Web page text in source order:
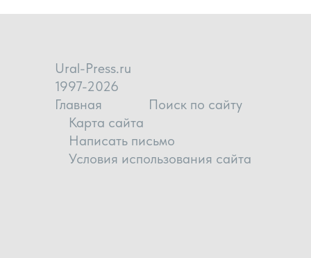
Ural-Press.ru
1997-2026
Главная
Поиск по сайту
Карта сайта
Написать письмо
Условия использования сайта